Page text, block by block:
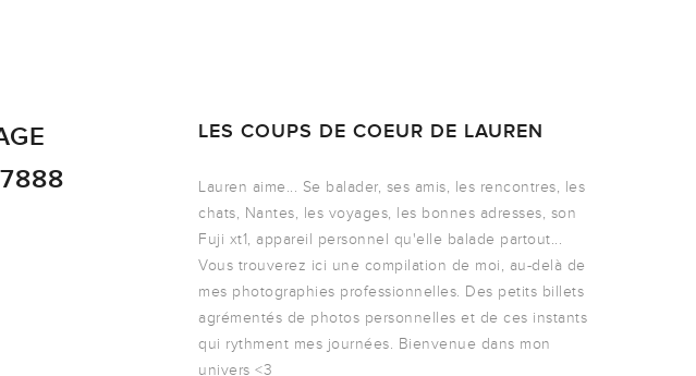
LES COUPS DE COEUR DE LAUREN
Lauren aime... Se balader, ses amis, les rencontres, les
chats, Nantes, les voyages, les bonnes adresses, son
Fuji xt1, appareil personnel qu'elle balade partout...
Vous trouverez ici une compilation de moi, au-delà de
mes photographies professionnelles. Des petits billets
agrémentés de photos personnelles et de ces instants
qui rythment mes journées. Bienvenue dans mon
univers <3